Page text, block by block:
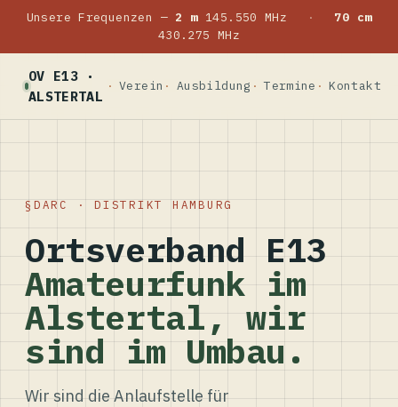
Unsere Frequenzen — 2 m145.550 MHz ·
70 cm
430.275 MHz
OV E13 ·
ALSTERTAL
Verein Ausbildung Termine Kontakt
DARC · DISTRIKT HAMBURG
Ortsverband E13
Amateurfunk im
Alstertal, wir
sind im Umbau.
Wir sind die Anlaufstelle für